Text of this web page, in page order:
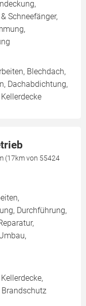
Schneefänger,
Blechdach,
Dachabdichtung,
(17km von 55424
Durchführung,